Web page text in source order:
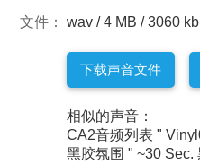
文件： wav / 4 MB / 3060
下载声音文件
相似的声音：
CA2音频列表 "
黑胶氛围 " ~30 Sec.